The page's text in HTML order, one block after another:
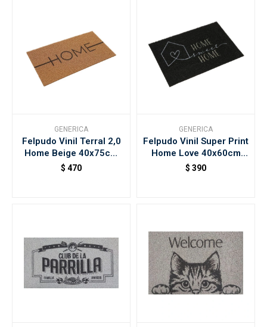
GENERICA
Felpudo Vinil Terral 2,0
Home Beige 40x75cm
Kapazi
$ 470
GENERICA
Felpudo Vinil Super Print
Home Love 40x60cm
Kapazi
$ 390